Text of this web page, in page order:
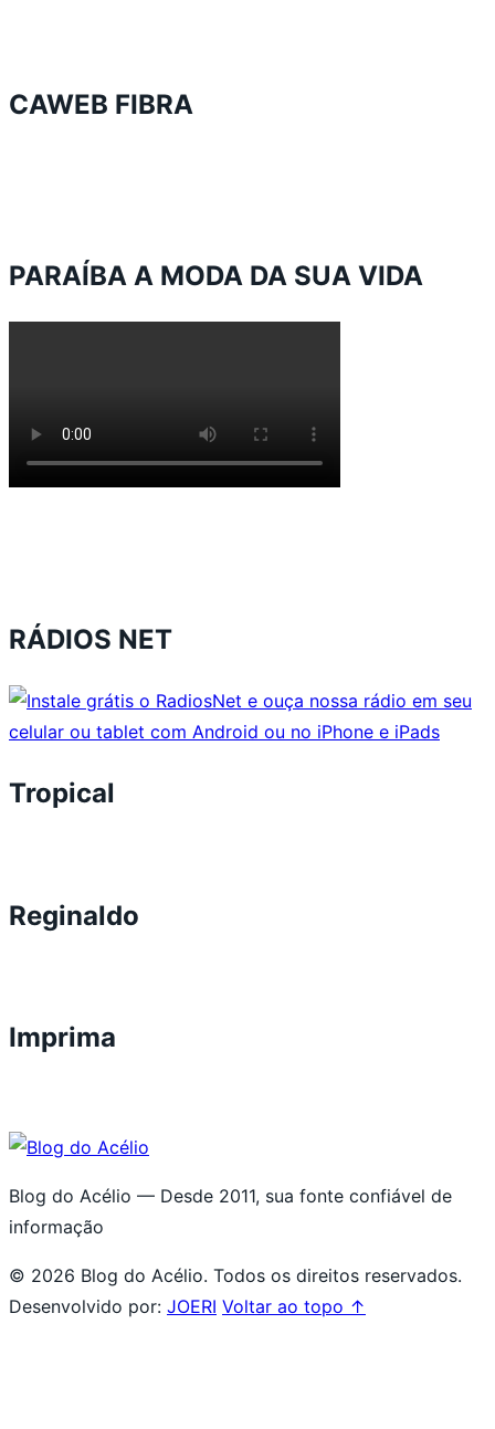
CAWEB FIBRA
PARAÍBA A MODA DA SUA VIDA
RÁDIOS NET
Tropical
Reginaldo
Imprima
Blog do Acélio — Desde 2011, sua fonte confiável de
informação
© 2026 Blog do Acélio. Todos os direitos reservados.
Desenvolvido por: JOERI Voltar ao topo ↑